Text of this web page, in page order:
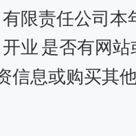
有限责任公司本
开业 是否有网站
信息或购买其